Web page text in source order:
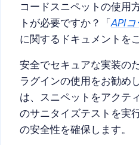
コードスニペットの使用
トが必要ですか？「API
に関するドキュメントを
安全でセキュアな実装の
ラグインの使用をお勧め
は、スニペットをアクテ
のサニタイズテストを実
の安全性を確保します。